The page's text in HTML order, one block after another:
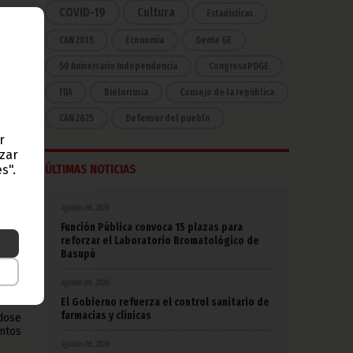
la
la
la
COVID-19 Cultura Estadísticas
CAN 2015 Economía Gente GE
50 Aniversario Independencia CongresoPDGE
FIJA Bielorrusia Consejo de la república
CAN 2025 Defensor del pueblo
ÚLTIMAS NOTICIAS
agosto 06, 2026
Función Pública convoca 15 plazas para
reforzar el Laboratorio Bromatológico de
Basupú
agosto 06, 2026
El Gobierno refuerza el control sanitario de
farmacias y clínicas
agosto 06, 2026